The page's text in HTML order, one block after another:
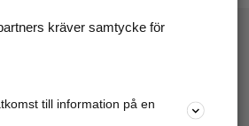
och platser.
kräver samtycke för
till information på en